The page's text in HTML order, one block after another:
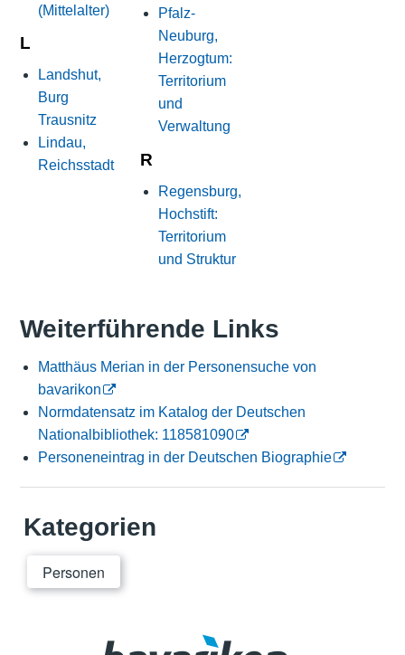
(Mittelalter)
L
Landshut,
Burg
Trausnitz
Lindau,
Reichsstadt
Pfalz-
Neuburg,
Herzogtum:
Territorium
und
Verwaltung
R
Regensburg,
Hochstift:
Territorium
und Struktur
Weiterführende Links
Matthäus Merian in der Personensuche von
bavarikon
Normdatensatz im Katalog der Deutschen
Nationalbibliothek: 118581090
Personeneintrag in der Deutschen Biographie
Kategorien
Personen